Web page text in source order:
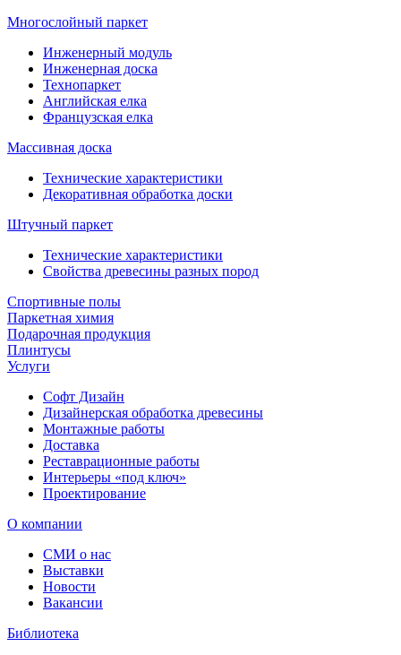
Многослойный паркет
Инженерный модуль
Инженерная доска
Технопаркет
Английская елка
Французская елка
Массивная доска
Технические характеристики
Декоративная обработка доски
Штучный паркет
Технические характеристики
Свойства древесины разных пород
Спортивные полы
Паркетная химия
Подарочная продукция
Плинтусы
Услуги
Софт Дизайн
Дизайнерская обработка древесины
Монтажные работы
Доставка
Реставрационные работы
Интерьеры «под ключ»
Проектирование
О компании
СМИ о нас
Выставки
Новости
Вакансии
Библиотека